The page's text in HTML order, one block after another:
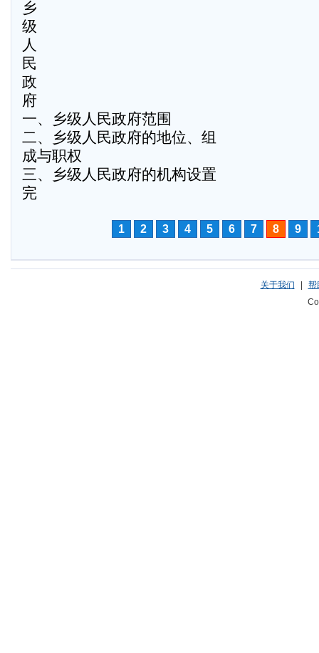
乡
级
人
民
政
府
一、乡级人民政府范围
二、乡级人民政府的地位、组
成与职权
三、乡级人民政府的机构设置
完
1 2 3 4 5 6 7 8 9
关于我们
帮